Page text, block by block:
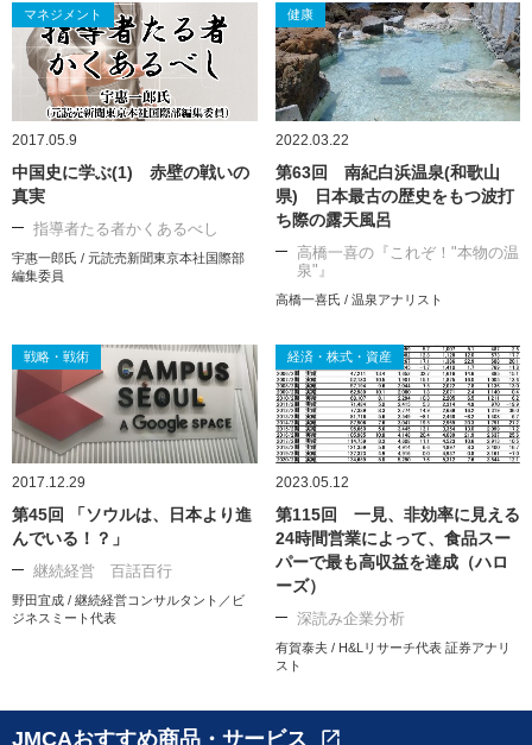
マネジメント
2017.05.9
中国史に学ぶ(1) 赤壁の戦いの
真実
指導者たる者かくあるべし
宇惠一郎氏 / 元読売新聞東京本社国際部
編集委員
健康
2022.03.22
第63回 南紀白浜温泉(和歌山
県) 日本最古の歴史をもつ波打
ち際の露天風呂
高橋一喜の『これぞ！"本物の温
泉"』
高橋一喜氏 / 温泉アナリスト
戦略・戦術
2017.12.29
第45回 「ソウルは、日本より進
んでいる！？」
継続経営 百話百行
野田宜成 / 継続経営コンサルタント／ビ
ジネスミート代表
経済・株式・資産
2023.05.12
第115回 一見、非効率に見える
24時間営業によって、食品スー
パーで最も高収益を達成（ハロ
ーズ）
深読み企業分析
有賀泰夫 / H&Lリサーチ代表 証券アナリ
スト
JMCAおすすめ商品・サービス open_in_new